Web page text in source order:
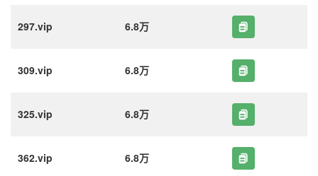
297.vip 6.8万
309.vip 6.8万
325.vip 6.8万
362.vip 6.8万